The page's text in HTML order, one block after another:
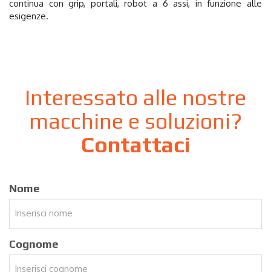
continua con grip, portali, robot a 6 assi, in funzione alle
esigenze.
Interessato alle nostre
macchine e soluzioni?
Contattaci
Nome
Cognome